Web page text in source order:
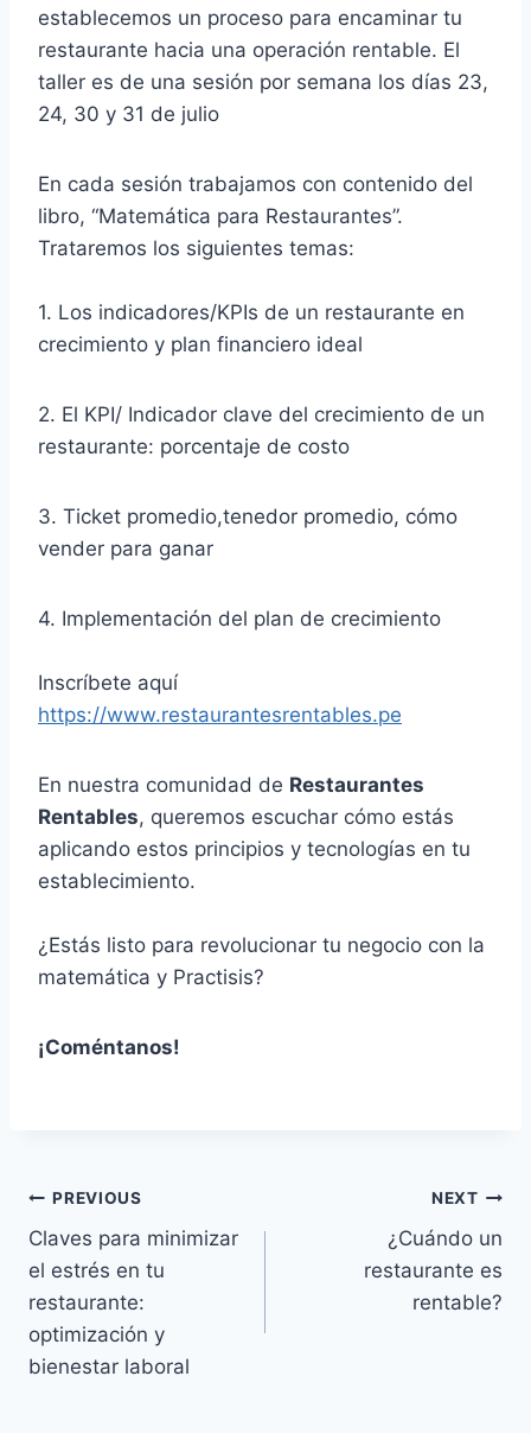
establecemos un proceso para encaminar tu
restaurante hacia una operación rentable. El
taller es de una sesión por semana los días 23,
24, 30 y 31 de julio
En cada sesión trabajamos con contenido del
libro, “Matemática para Restaurantes”.
Trataremos los siguientes temas:
1. Los indicadores/KPIs de un restaurante en
crecimiento y plan financiero ideal
2. El KPI/ Indicador clave del crecimiento de un
restaurante: porcentaje de costo
3. Ticket promedio,tenedor promedio, cómo
vender para ganar
4. Implementación del plan de crecimiento
Inscríbete aquí
https://www.restaurantesrentables.pe
En nuestra comunidad de Restaurantes
Rentables, queremos escuchar cómo estás
aplicando estos principios y tecnologías en tu
establecimiento.
¿Estás listo para revolucionar tu negocio con la
matemática y Practisis?
¡Coméntanos!
Post
navigation
PREVIOUS
Claves para minimizar
el estrés en tu
restaurante:
optimización y
bienestar laboral
NEXT
¿Cuándo un
restaurante es
rentable?